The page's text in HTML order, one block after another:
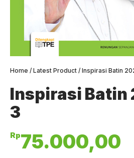
Home / Latest Product / Inspirasi Batin
Inspirasi Batin
3
Rp75.000,00